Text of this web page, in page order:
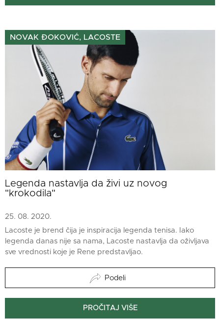
NOVAK ĐOKOVIĆ, LACOSTE
Legenda nastavlja da živi uz novog
"krokodila"
25. 08. 2020.
Lacoste je brend čija je inspiracija legenda tenisa. Iako
legenda danas nije sa nama, Lacoste nastavlja da oživljava
sve vrednosti koje je Rene predstavljao.
Podeli
PROČITAJ VIŠE